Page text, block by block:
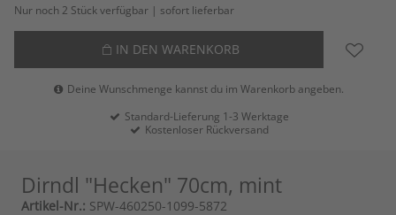
Nur noch 2 Stück verfügbar | sofort lieferbar
IN DEN WARENKORB
Deine Wunschmenge kannst du im Warenkorb angeben.
Standard-Lieferung 1-3 Werktage
Kostenloser Rückversand
Dirndl "Hecken" 70cm, mint
Artikel-Nr.: SPW-460250-1099-5872